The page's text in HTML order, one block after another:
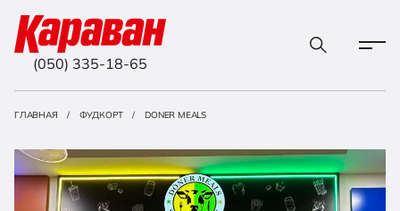
(050) 335-18-65
ГЛАВНАЯ ФУДКОРТ DONER MEALS